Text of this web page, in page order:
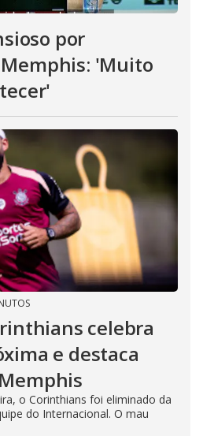
por
'Muito
celebra
e destaca
o Corinthians foi eliminado da
do Internacional. O mau